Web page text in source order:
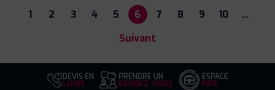
1
2 3 4 5 6 7 8 9 10
…
Suivant
DEVIS EN
LIGNE
PRENDRE UN
RENDEZ-VOUS
ESPACE
PRO